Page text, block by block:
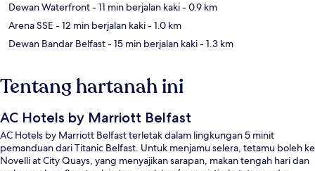
Dewan Waterfront- 11 min berjalan kaki- 0.9 km
Arena SSE - 12 min berjalan kaki- 1.0 km
Dewan Bandar Belfast- 15 min berjalan kaki- 1.3 km
Tentang hartanah ini
AC Hotels by Marriott Belfast
AC Hotels by Marriott Belfast terletak dalam lingkungan 5 minit
pemanduan dari Titanic Belfast. Untuk menjamu selera, tetamu boleh ke
Novelli at City Quays, yang menyajikan sarapan, makan tengah hari dan